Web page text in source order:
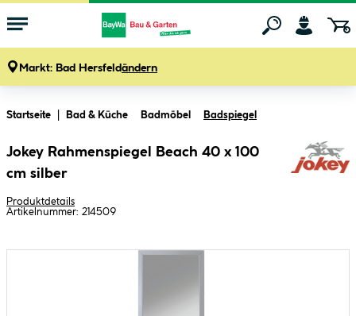
Markt: Bad Hersfeldändern
Startseite Bad & Küche Badmöbel Badspiegel
Jokey Rahmenspiegel Beach 40 x 100
cm silber
Produktdetails
Artikelnummer: 214509